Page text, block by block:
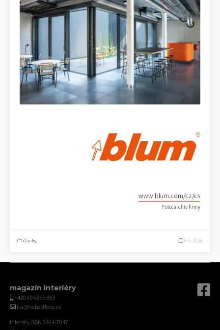
www.blum.com/cz/cs
Foto: archiv firmy
články 8. 6. 2026
magazín interiéry
+420 604 865 883
iva@ivabastlova.cz
Interiéry ISSN 2464-7047